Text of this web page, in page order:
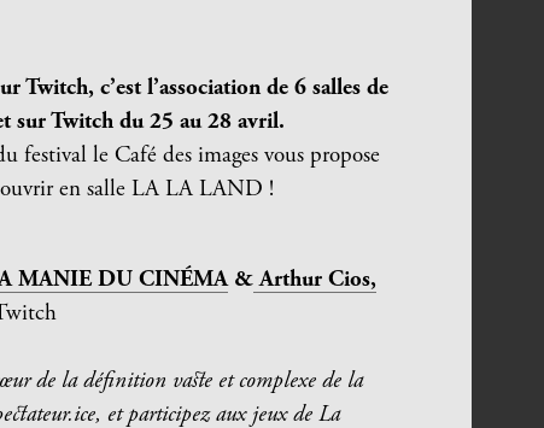
Twitch, c’est l’association de 6 salles de
sur Twitch du 25 au 28 avril.
le Café des images vous propose
en salle LA LA LAND !
MANIE DU CINÉMA& Arthur Cios,
de la définition vaste et complexe de la
et participez aux jeux de La